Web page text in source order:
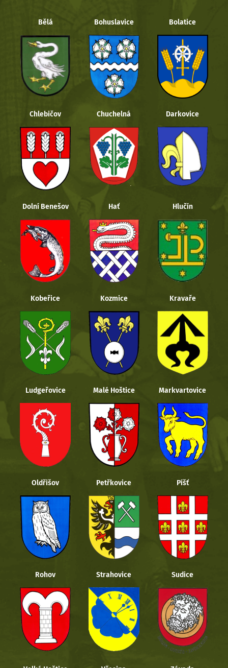
Bělá Bohuslavice Bolatice
Chlebičov Chuchelná Darkovice
Dolní Benešov Hať Hlučín
Kobeřice Kozmice Kravaře
Ludgeřovice Malé Hoštice Markvartovice
Oldřišov Petřkovice Píšť
Rohov Strahovice Sudice